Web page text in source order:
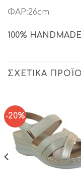
ΦΑΡ:26cm
100%
ΣΧΕΤΙΚΆ
-20%